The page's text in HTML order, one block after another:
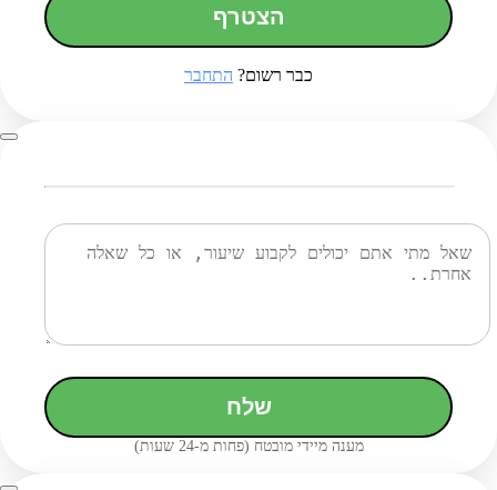
הצטרף
כבר רשום? התחבר
שלח
מענה מיידי מובטח (פחות מ-24 שעות)